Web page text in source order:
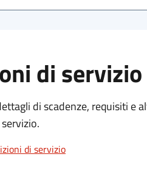
di servizio
di scadenze, requisiti
di servizio